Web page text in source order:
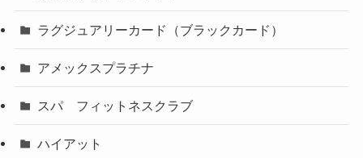
ラグジュアリーカード（ブラックカード）
アメックスプラチナ
スパ フィットネスクラブ
ハイアット